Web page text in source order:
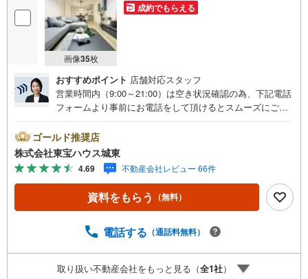
画像35枚
成約でもらえる
おすすめポイント 店舗対応スタッフ
営業時間内（9:00～21:00）は空き状況確認の為、下記電話
フォームより事前にお電話をして頂けるとスムーズにご案
カレンダーの作成▽ご購入後もお客様の人生のパートナー
として暮らしの「安心」を守り続けます。【Yahoo！ 不動
産キャンペーン対象店舗】当店で物件を成約するとPayPay
ボーナスライトがもらえる「Yahoo！ 不動産 物件ご成約キ
ャンペーン」の対象になります。「資料をもらう」「見学
予約をする」ボタンからお問い合わせください。※必ずYah
スライトは出金と譲渡はできません。ご案内・詳細な資料
時受け付けております！■頭金0円からのご購入可能です■
（諸費用もOK）お気軽にお問い合わせください。
ゴールド推奨店
株式会社東宝ハウス城東
4.69 不動産会社レビュー 66件
資料をもらう （無料）
電話する （通話料無料）
取り扱い不動産会社をもっと見る（全1社）